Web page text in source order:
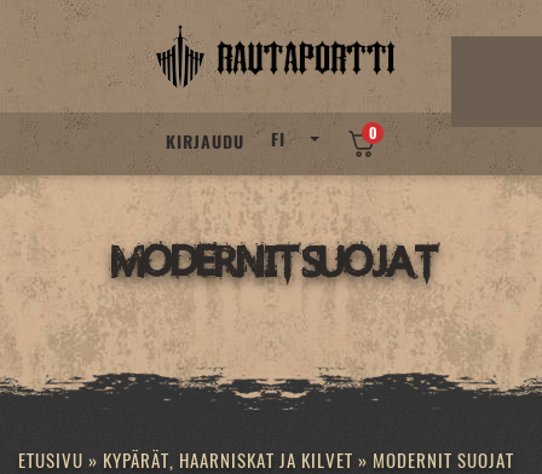
Skip
KIRJAUDU FI 0
Modernit suojat
ETUSIVU » KYPÄRÄT, HAARNISKAT JA KILVET » MODERNIT SUOJAT